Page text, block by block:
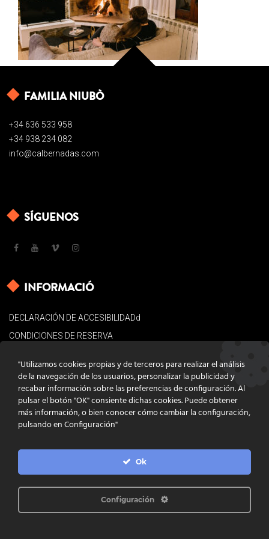
FAMILIA NIUBÒ
+34 636 533 958
+34 938 234 082
info@calbernadas.com
SÍGUENOS
INFORMACIÓ
DECLARACIÓN DE ACCESIBILIDADd
CONDICIONES DE RESERVA
POLÍTICA DE COOKIES
CONTACTO
PROGRAMACIÓ INFOACTIVA'T
"Utilizamos cookies propias y de terceros para realizar el análisis
de la navegación de los usuarios, personalizar la publicidad y
recabar información sobre las preferencias de configuración. Al
pulsar el botón "OK" consiente dichas cookies. Puede obtener
más información, o bien conocer cómo cambiar la configuración,
pulsando en Configuración"
Ok
Configuración